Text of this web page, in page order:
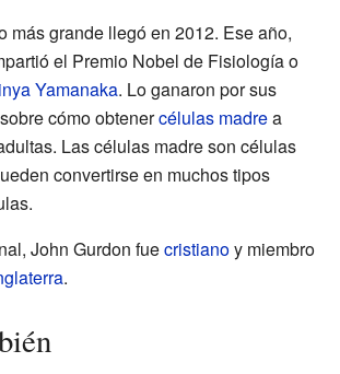
más grande llegó en 2012. Ese año,
el Premio Nobel de Fisiología o
Yamanaka. Lo ganaron por sus
cómo obtenercélulas madrea
Las células madre son células
convertirse en muchos tipos
John Gurdon fuecristianoy miembro
.